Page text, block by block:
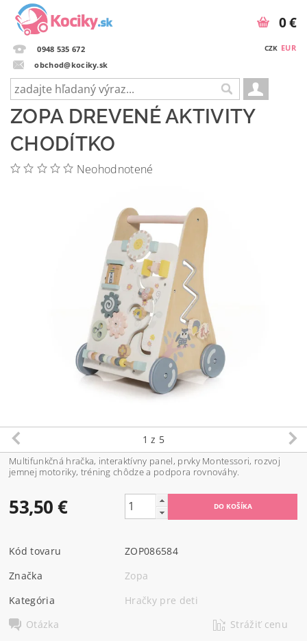
0948 535 672
obchod@kociky.sk
CZK EUR
0 €
ZOPA DREVENÉ AKTIVITY
CHODÍTKO
Neohodnotené
1 z 5
Multifunkčná hračka, interaktívny panel, prvky Montessori, rozvoj
jemnej motoriky, tréning chôdze a podpora rovnováhy.
53,50 €
Kód tovaru
ZOP086584
Značka
Zopa
Kategória
Hračky pre deti
Otázka
Strážiť cenu